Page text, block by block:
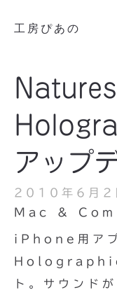
工房ぴあの
アップ
2010年6月2
Mac &
iPhone用ア
Holographic
ト。サウンド